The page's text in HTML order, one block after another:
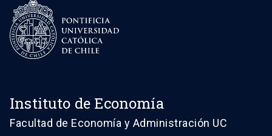
Instituto de Economía
Facultad de Economía y Administración UC